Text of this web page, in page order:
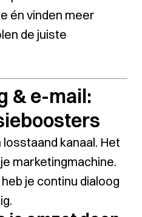
én vinden meer
de juiste
& e-mail:
kanaal. Het
marketingmachine.
je continu dialoog